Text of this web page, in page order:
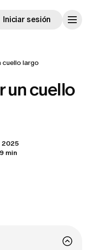
Iniciar sesión
cuello largo
un cuello
2025
9 min